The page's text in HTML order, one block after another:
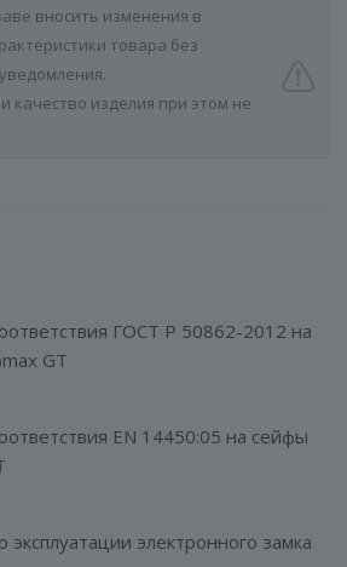
вносить изменения в
товара без
качество изделия при этом не
ГОСТ Р 50862-2012 на
GT
EN 14450:05 на сейфы
эксплуатации электронного замка